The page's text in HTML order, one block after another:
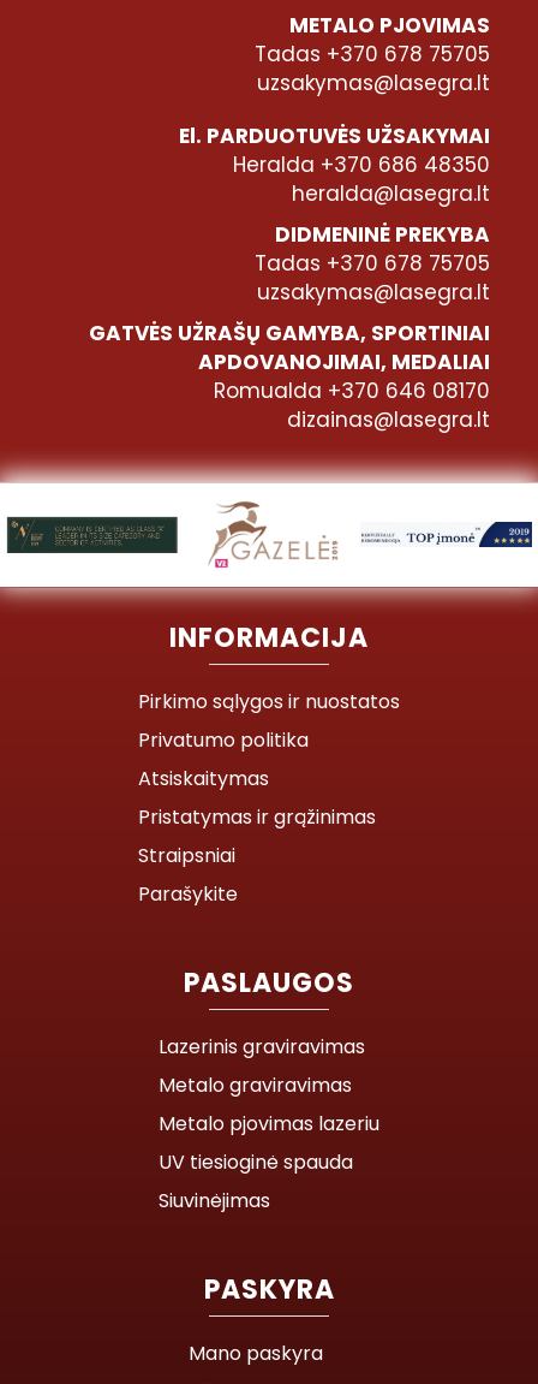
METALO PJOVIMAS
Tadas +370 678 75705
uzsakymas@lasegra.lt
El. PARDUOTUVĖS UŽSAKYMAI
Heralda +370 686 48350
heralda@lasegra.lt
DIDMENINĖ PREKYBA
Tadas +370 678 75705
uzsakymas@lasegra.lt
GATVĖS UŽRAŠŲ GAMYBA, SPORTINIAI
APDOVANOJIMAI, MEDALIAI
Romualda +370 646 08170
dizainas@lasegra.lt
INFORMACIJA
Pirkimo sąlygos ir nuostatos
Privatumo politika
Atsiskaitymas
Pristatymas ir grąžinimas
Straipsniai
Parašykite
PASLAUGOS
Lazerinis graviravimas
Metalo graviravimas
Metalo pjovimas lazeriu
UV tiesioginė spauda
Siuvinėjimas
PASKYRA
Mano paskyra